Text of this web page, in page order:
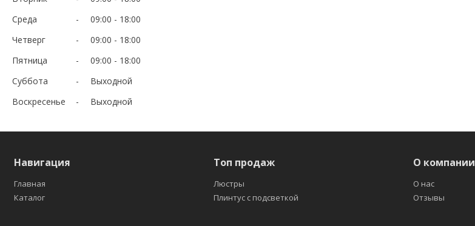
Среда
09:00
18:00
Четверг
09:00
18:00
Пятница
09:00
18:00
Суббота
Выходной
Воскресенье
Выходной
Навигация
Главная
Каталог
Топ продаж
Люстры
Плинтус с подсветкой
О компании
О нас
Отзывы